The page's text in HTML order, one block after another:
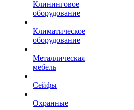
Клининговое
оборудование
Климатическое
оборудование
Металлическая
мебель
Сейфы
Охранные